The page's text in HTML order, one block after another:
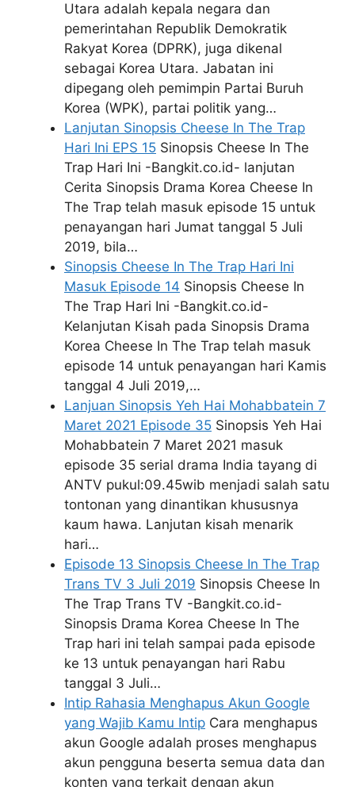
Utara adalah kepala negara dan
pemerintahan Republik Demokratik
Rakyat Korea (DPRK), juga dikenal
sebagai Korea Utara. Jabatan ini
dipegang oleh pemimpin Partai Buruh
Korea (WPK), partai politik yang…
Lanjutan Sinopsis Cheese In The Trap
Hari Ini EPS 15 Sinopsis Cheese In The
Trap Hari Ini -Bangkit.co.id- lanjutan
Cerita Sinopsis Drama Korea Cheese In
The Trap telah masuk episode 15 untuk
penayangan hari Jumat tanggal 5 Juli
2019, bila…
Sinopsis Cheese In The Trap Hari Ini
Masuk Episode 14 Sinopsis Cheese In
The Trap Hari Ini -Bangkit.co.id-
Kelanjutan Kisah pada Sinopsis Drama
Korea Cheese In The Trap telah masuk
episode 14 untuk penayangan hari Kamis
tanggal 4 Juli 2019,…
Lanjuan Sinopsis Yeh Hai Mohabbatein 7
Maret 2021 Episode 35 Sinopsis Yeh Hai
Mohabbatein 7 Maret 2021 masuk
episode 35 serial drama India tayang di
ANTV pukul:09.45wib menjadi salah satu
tontonan yang dinantikan khususnya
kaum hawa. Lanjutan kisah menarik
hari…
Episode 13 Sinopsis Cheese In The Trap
Trans TV 3 Juli 2019 Sinopsis Cheese In
The Trap Trans TV -Bangkit.co.id-
Sinopsis Drama Korea Cheese In The
Trap hari ini telah sampai pada episode
ke 13 untuk penayangan hari Rabu
tanggal 3 Juli…
Intip Rahasia Menghapus Akun Google
yang Wajib Kamu Intip Cara menghapus
akun Google adalah proses menghapus
akun pengguna beserta semua data dan
konten yang terkait dengan akun